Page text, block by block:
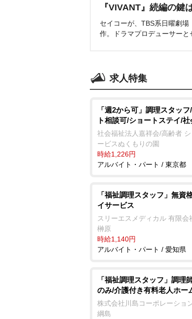
『VIVANT』続編の
セイコーが、TBS系日曜劇
作。ドラマプロデューサーと
求人特集
「週2から可」調理スタッ
ト相談可/ショートステイ/
社会福祉法人嘉祥会/高齢者
ービスぬくもりの園
時給1,226円
アルバイト・パート / 東京都
「福祉調理スタッフ」無資
イサービス
スリーエスメディカル 有限会
榊原
時給1,140円
アルバイト・パート / 愛知県
「福祉調理スタッフ」調理
のみ/介護付き有料老人ホー
株式会社川島コーポレーショ
綱島